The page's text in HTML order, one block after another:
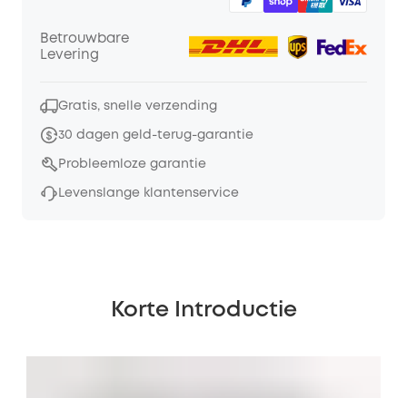
Betrouwbare
Levering
Gratis, snelle verzending
30 dagen geld-terug-garantie
Probleemloze garantie
Levenslange klantenservice
Korte Introductie